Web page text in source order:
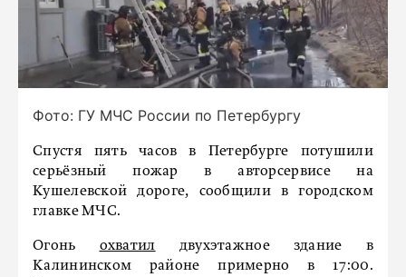
Фото: ГУ МЧС России по Петербургу
Спустя пять часов в Петербурге потушили
серьёзный пожар в авторсервисе на
Кушелевской дороге, сообщили в городском
главке МЧС.
Огонь охватил двухэтажное здание в
Калининском районе примерно в 17:00.